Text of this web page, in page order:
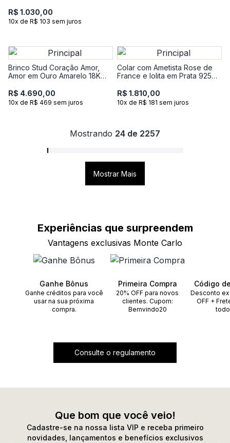
R$ 1.030,00
10x de R$ 103 sem juros
Brinco Stud Coração Amor,
Amor em Ouro Amarelo 18K
R$ 4.690,00
10x de R$ 469 sem juros
Colar com Ametista Rose de
France e Iolita em Prata 925
R$ 1.810,00
10x de R$ 181 sem juros
Mostrando 24 de 2257
Mostrar Mais
Experiências que surpreendem
Vantagens exclusivas Monte Carlo
Ganhe Bônus
Ganhe créditos para você
usar na sua próxima
compra.
Primeira Compra
20% OFF para novos
clientes. Cupom:
Bemvindo20
Código
Desconto
OFF +
Consulte o regulamento
Que bom que você veio!
Cadastre-se na nossa lista VIP e receba primeiro
novidades, lançamentos e benefícios exclusivos